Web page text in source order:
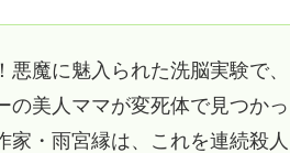
魔に魅入られた洗脳実験で、
の美人ママが変死体で見つかっ
・雨宮縁は、これを連続殺人